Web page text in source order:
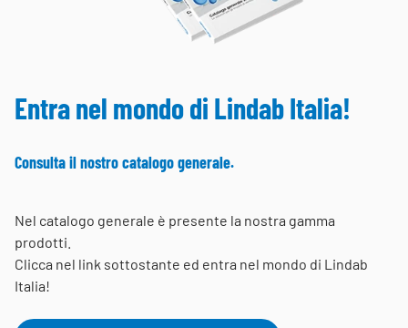
Entra nel mondo di Lindab Italia!
Consulta il nostro catalogo generale.
Nel catalogo generale è presente la nostra gamma
prodotti.
Clicca nel link sottostante ed entra nel mondo di Lindab
Italia!